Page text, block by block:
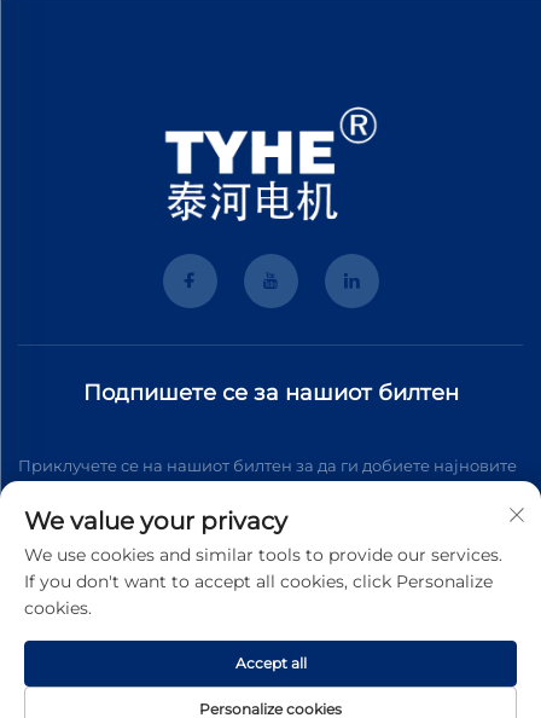
Подпишете се за нашиот билтен
Приклучете се на нашиот билтен за да ги добиете најновите
Подпишете се
Авторски права © 2026 Wenzhou Tyhe Motor Co.,ltd. Сите
Проверка за приватност
We value your privacy
We use cookies and similar tools to provide our services.
If you don't want to accept all cookies, click Personalize
cookies.
Personalize cookies
Accept all